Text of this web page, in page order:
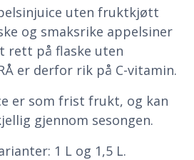
uten fruktkjøtt
og smaksrike appelsiner
rett på flaske uten
er derfor rik på C-vitamin.
er som frist frukt, og kan
gjennom sesongen.
1 L og 1,5 L.